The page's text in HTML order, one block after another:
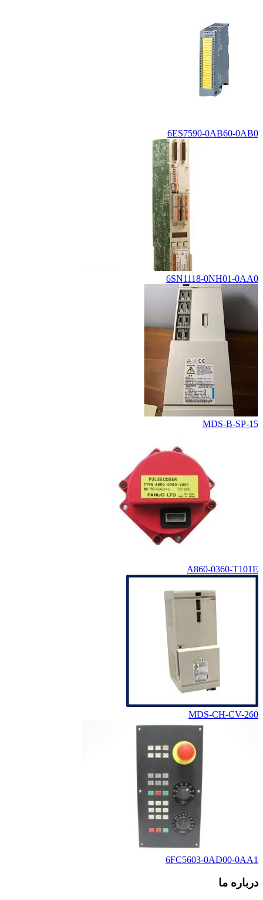
6ES7590-0AB60-0AB0
6SN1118-0NH01-0AA0
MDS-B-SP-15
A860-0360-T101E
MDS-CH-CV-260
6FC5603-0AD00-0AA1
درباره ما